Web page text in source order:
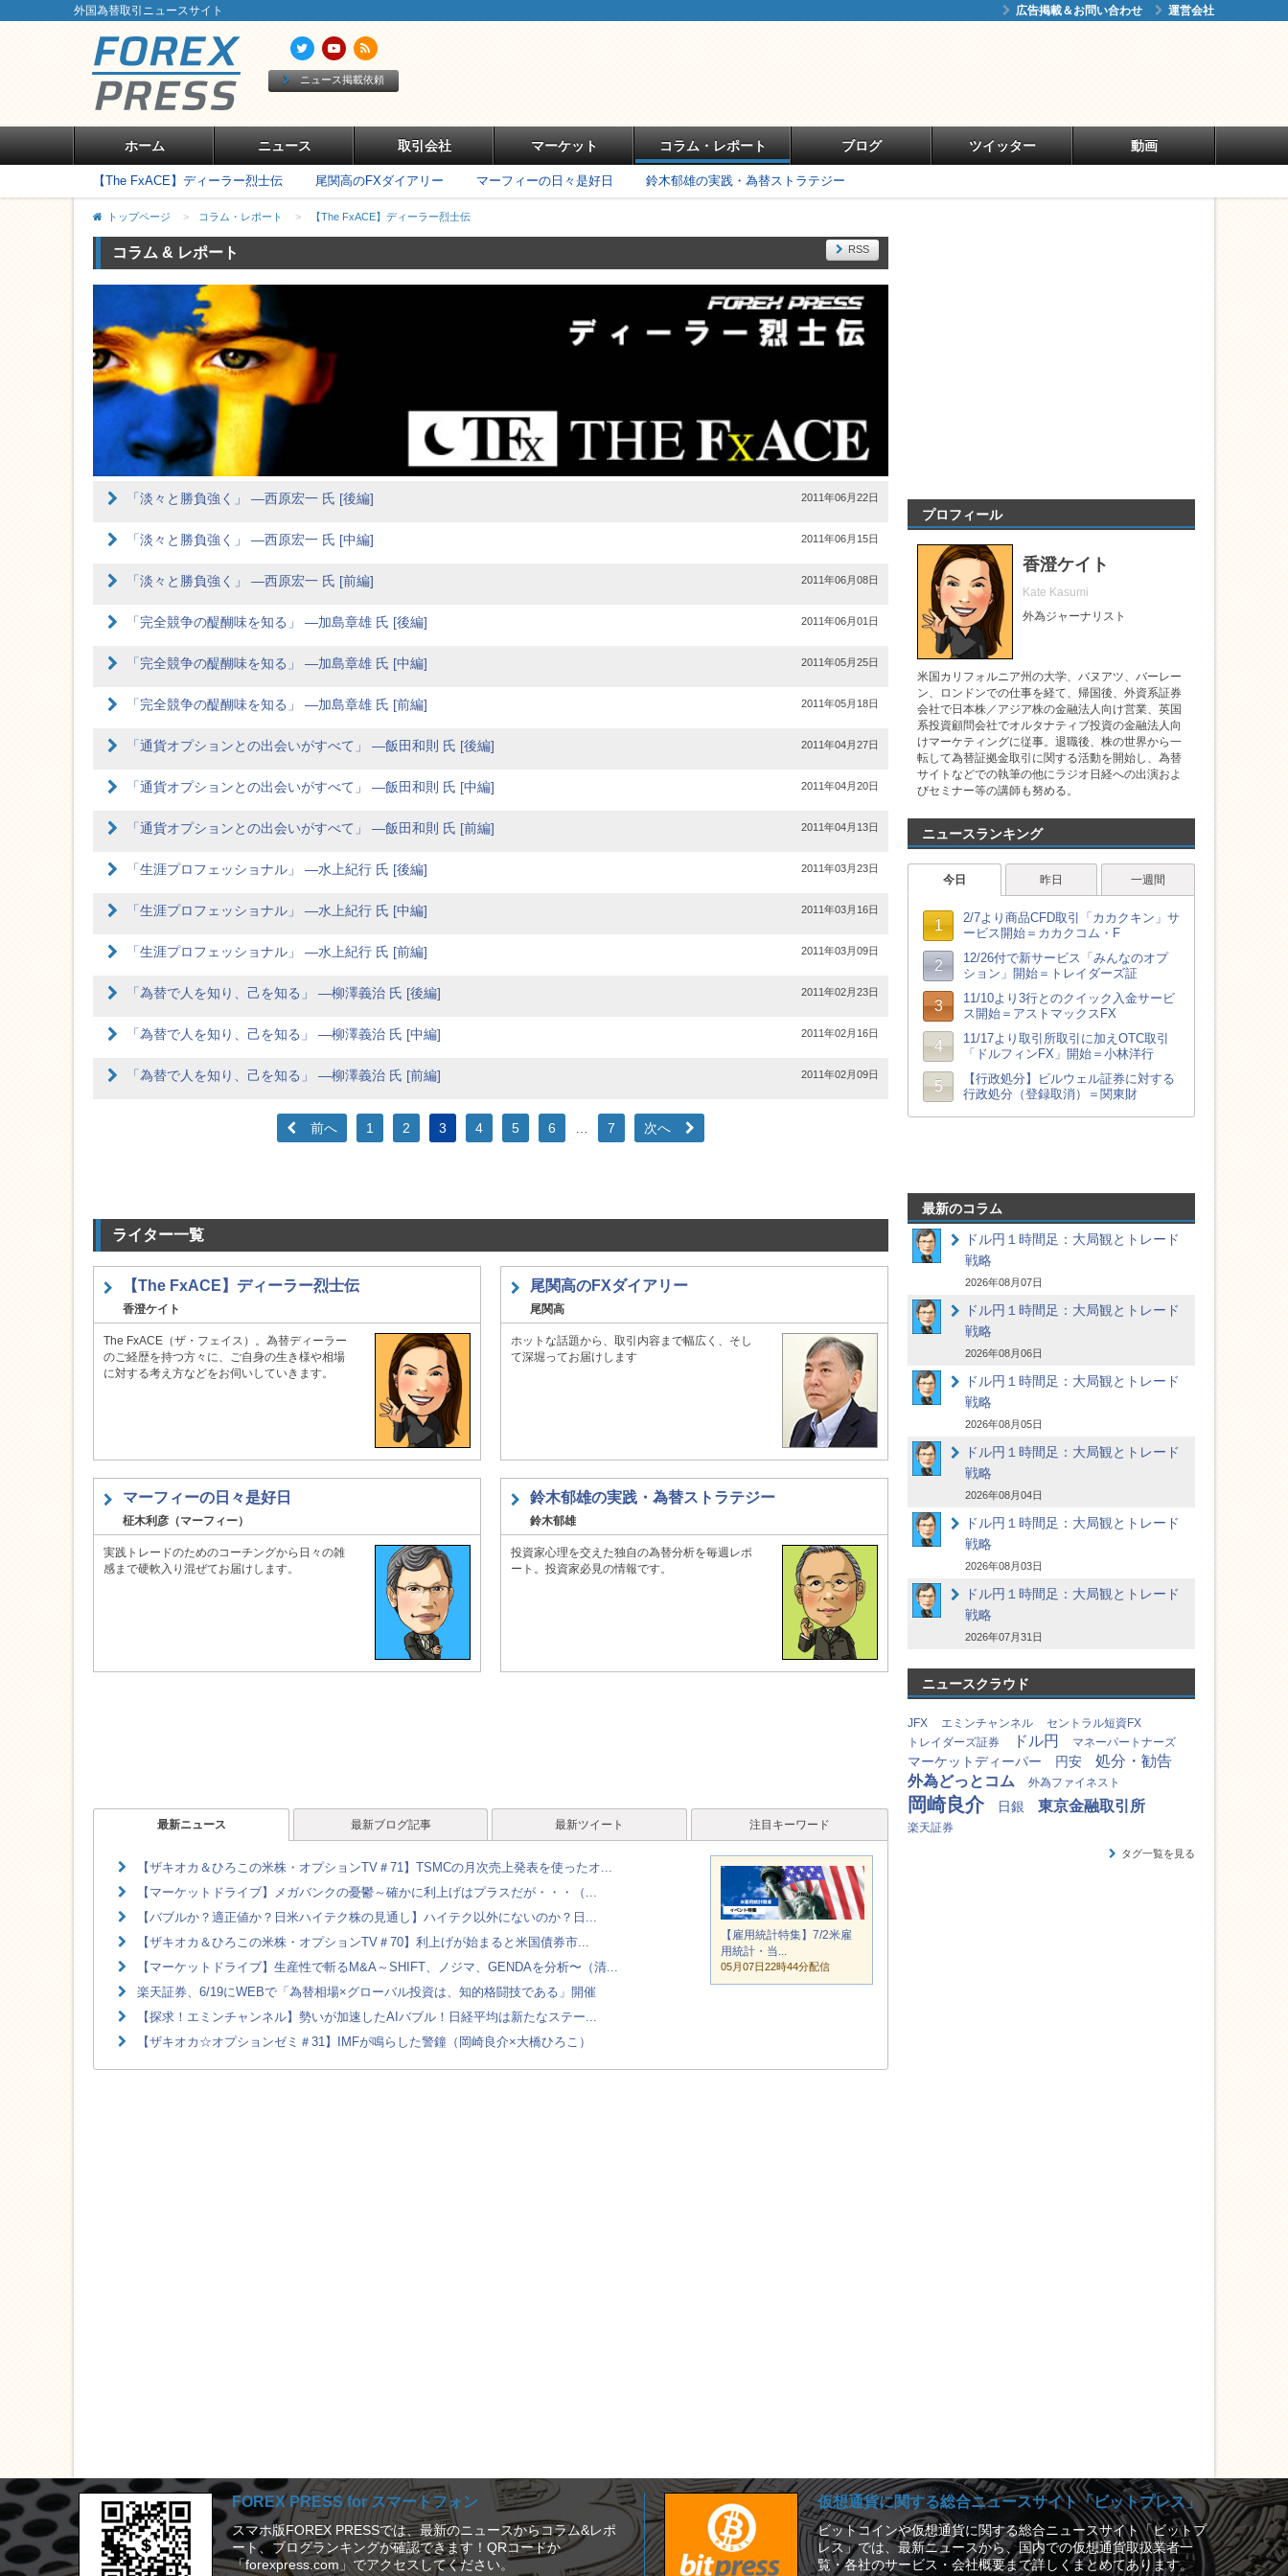
外国為替取引ニュースサイト 広告掲載＆お問い合わせ 運営会社
ニュース掲載依頼
ホーム ニュース 取引会社 マーケット コラム・レポート ブログ ツイッター 動画
【The FxACE】ディーラー烈士伝 尾関高のFXダイアリー マーフィーの日々是好日 鈴木郁雄の実践・為替ストラテジー
トップページ > コラム・レポート > 【The FxACE】ディーラー烈士伝
コラム & レポート RSS
「淡々と勝負強く」 ―西原宏一 氏 [後編] 2011年06月22日
「淡々と勝負強く」 ―西原宏一 氏 [中編] 2011年06月15日
「淡々と勝負強く」 ―西原宏一 氏 [前編] 2011年06月08日
「完全競争の醍醐味を知る」 ―加島章雄 氏 [後編] 2011年06月01日
「完全競争の醍醐味を知る」 ―加島章雄 氏 [中編] 2011年05月25日
「完全競争の醍醐味を知る」 ―加島章雄 氏 [前編] 2011年05月18日
「通貨オプションとの出会いがすべて」 ―飯田和則 氏 [後編] 2011年04月27日
「通貨オプションとの出会いがすべて」 ―飯田和則 氏 [中編] 2011年04月20日
「通貨オプションとの出会いがすべて」 ―飯田和則 氏 [前編] 2011年04月13日
「生涯プロフェッショナル」 ―水上紀行 氏 [後編] 2011年03月23日
「生涯プロフェッショナル」 ―水上紀行 氏 [中編] 2011年03月16日
「生涯プロフェッショナル」 ―水上紀行 氏 [前編] 2011年03月09日
「為替で人を知り、己を知る」 ―柳澤義治 氏 [後編] 2011年02月23日
「為替で人を知り、己を知る」 ―柳澤義治 氏 [中編] 2011年02月16日
「為替で人を知り、己を知る」 ―柳澤義治 氏 [前編] 2011年02月09日
前へ 1 2 3 4 5 6 7 次へ
ライター一覧
【The FxACE】ディーラー烈士伝
香澄ケイト
The FxACE（ザ・フェイス）。為替ディーラー
のご経歴を持つ方々に、ご自身の生き様や相場
に対する考え方などをお伺いしていきます。
尾関高のFXダイアリー
尾関高
ホットな話題から、取引内容まで幅広く、そし
て深堀ってお届けします
マーフィーの日々是好日
柾木利彦（マーフィー）
実践トレードのためのコーチングから日々の雑
感まで硬軟入り混ぜてお届けします。
鈴木郁雄の実践・為替ストラテジー
鈴木郁雄
投資家心理を交えた独自の為替分析を毎週レポ
ート。投資家必見の情報です。
最新ニュース 最新ブログ記事 最新ツイート 注目キーワード
【ザキオカ＆ひろこの米株・オプションTV＃71】TSMCの月次売上発表を使ったオ...
【マーケットドライブ】メガバンクの憂鬱～確かに利上げはプラスだが・・・（...
【バブルか？適正値か？日米ハイテク株の見通し】ハイテク以外にないのか？日...
【ザキオカ＆ひろこの米株・オプションTV＃70】利上げが始まると米国債券市...
【マーケットドライブ】生産性で斬るM&A～SHIFT、ノジマ、GENDAを分析〜（清...
楽天証券、6/19にWEBで「為替相場×グローバル投資は、知的格闘技である」開催
【探求！エミンチャンネル】勢いが加速したAIバブル！日経平均は新たなステー...
【ザキオカ☆オプションゼミ＃31】IMFが鳴らした警鐘（岡崎良介×大橋ひろこ）
【雇用統計特集】7/2米雇
用統計・当...
05月07日22時44分配信
プロフィール
香澄ケイト
Kate Kasumi
外為ジャーナリスト
米国カリフォルニア州の大学、バヌアツ、バーレー
ン、ロンドンでの仕事を経て、帰国後、外資系証券
会社で日本株／アジア株の金融法人向け営業、英国
系投資顧問会社でオルタナティブ投資の金融法人向
けマーケティングに従事。退職後、株の世界から一
転して為替証拠金取引に関する活動を開始し、為替
サイトなどでの執筆の他にラジオ日経への出演およ
びセミナー等の講師も努める。
ニュースランキング
最新のコラム
ドル円１時間足：大局観とトレード
戦略
2026年08月07日
ドル円１時間足：大局観とトレード
戦略
2026年08月06日
ドル円１時間足：大局観とトレード
戦略
2026年08月05日
ドル円１時間足：大局観とトレード
戦略
2026年08月04日
ドル円１時間足：大局観とトレード
戦略
2026年08月03日
ドル円１時間足：大局観とトレード
戦略
2026年07月31日
ニュースクラウド
JFX エミンチャンネル
セントラル短資FX
トレイダーズ証券
ドル円 マネーパートナーズ
マーケットディーパー 円安
処分・勧告
外為どっとコム
外為ファイネスト
岡崎良介 日銀 東京金融取引所
楽天証券
タグ一覧を見る
FOREX PRESS for スマートフォン
スマホ版FOREX PRESSでは、最新のニュースからコラム&レポ
ート、ブログランキングが確認できます！QRコードか
「forexpress.com」でアクセスしてください。
仮想通貨に関する総合ニュースサイト「ビットプレス」
ビットコインや仮想通貨に関する総合ニュースサイト「ビットプ
レス」では、最新ニュースから、国内での仮想通貨取扱業者一
覧・各社のサービス・会社概要まで詳しくまとめてあります。